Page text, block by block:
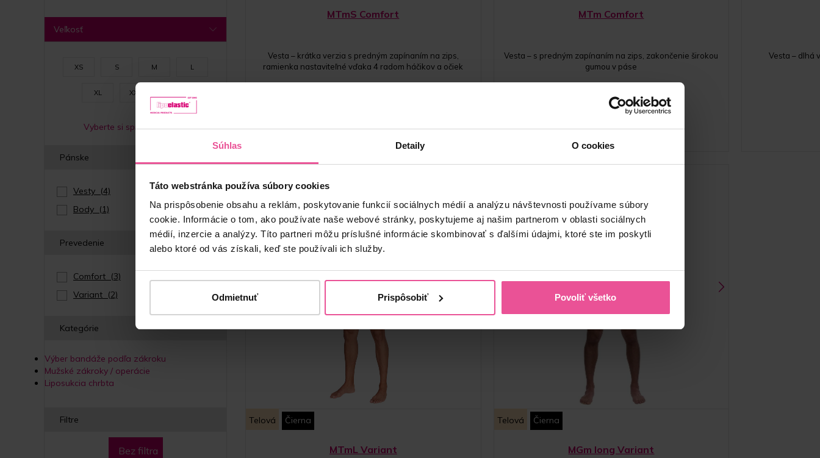
Súhlas Detaily O cookies
Táto webstránka používa súbory cookies
Na prispôsobenie obsahu a reklám, poskytovanie funkcií sociálnych médií a analýzu návštevnosti používame súbory
cookie. Informácie o tom, ako používate naše webové stránky, poskytujeme aj našim partnerom v oblasti sociálnych
médií, inzercie a analýzy. Títo partneri môžu príslušné informácie skombinovať s ďalšími údajmi, ktoré ste im poskytli
alebo ktoré od vás získali, keď ste používali ich služby.
Odmietnuť Prispôsobiť Povoliť všetko
Veľkosť
XS S M L
XL XXL
Vyberte si správnu veľkosť
Pánske
Vesty (4)
Body (1)
Prevedenie
Comfort (3)
Variant (2)
Kategórie
Výber bandáže podľa zákroku
Mužské zákroky / operácie
Liposukcia chrbta
Filtre
Bez filtra
MTmS Comfort
Vesta – krátka verzia s predným zapínaním na zips,
ramienka nastaviteľné vďaka 4 radom háčikov a očiek
MTm Comfort
Vesta – s predným zapínaním na zips, zakončenie širokou
gumou v páse
Skladom
Vesta – dlhá
Telová Čierna
MTmL Variant
Telová Čierna
MGm long Variant